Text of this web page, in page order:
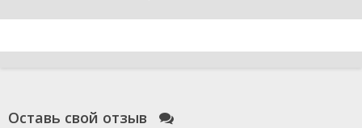
Оставь свой отзыв